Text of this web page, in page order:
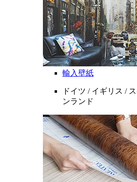
輸入壁紙
ドイツ / イギリス /
ンランド